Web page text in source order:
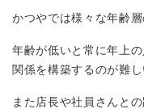
かつやでは様々な年齢
年齢が低いと常に年上
関係を構築するのが難し
また店長や社員さんと